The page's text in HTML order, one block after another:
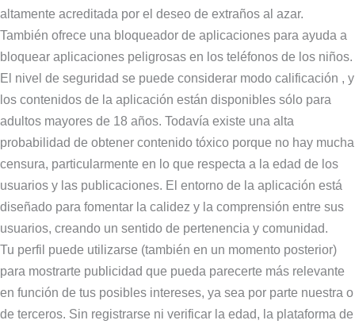
altamente acreditada por el deseo de extraños al azar.
También ofrece una bloqueador de aplicaciones para ayuda a
bloquear aplicaciones peligrosas en los teléfonos de los niños.
El nivel de seguridad se puede considerar modo calificación , y
los contenidos de la aplicación están disponibles sólo para
adultos mayores de 18 años. Todavía existe una alta
probabilidad de obtener contenido tóxico porque no hay mucha
censura, particularmente en lo que respecta a la edad de los
usuarios y las publicaciones. El entorno de la aplicación está
diseñado para fomentar la calidez y la comprensión entre sus
usuarios, creando un sentido de pertenencia y comunidad.
Tu perfil puede utilizarse (también en un momento posterior)
para mostrarte publicidad que pueda parecerte más relevante
en función de tus posibles intereses, ya sea por parte nuestra o
de terceros. Sin registrarse ni verificar la edad, la plataforma de